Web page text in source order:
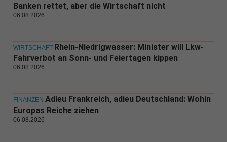
Banken rettet, aber die Wirtschaft nicht
06.08.2026
WIRTSCHAFT Rhein-Niedrigwasser: Minister will Lkw-
Fahrverbot an Sonn- und Feiertagen kippen
06.08.2026
FINANZEN Adieu Frankreich, adieu Deutschland: Wohin
Europas Reiche ziehen
06.08.2026